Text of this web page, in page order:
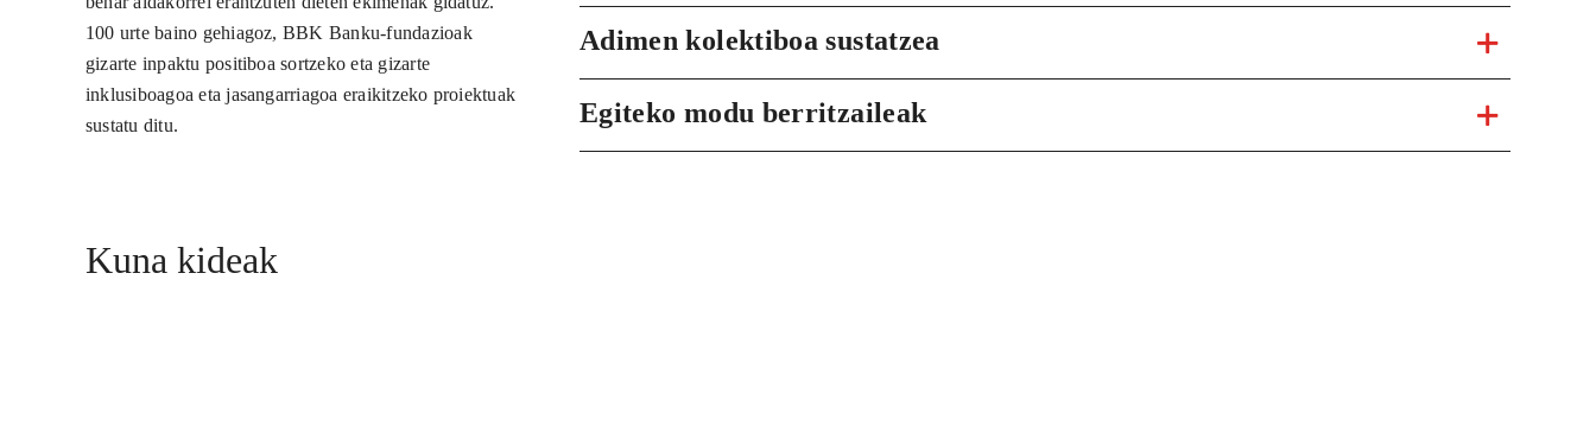
100 urte baino gehiagoz, BBK Banku-fundazioak
gizarte inpaktu positiboa sortzeko eta gizarte
inklusiboagoa eta jasangarriagoa eraikitzeko proiektuak
sustatu ditu.
Adimen kolektiboa sustatzea
Egiteko modu berritzaileak
Kuna kideak